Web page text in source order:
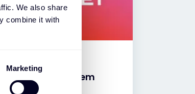
We also share
combine it with
Marketing
dystrybutorem